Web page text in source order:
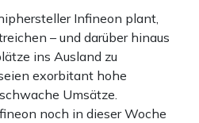
Infineon plant,
– und darüber hinaus
ins Ausland zu
exorbitant hohe
Umsätze.
noch in dieser Woche